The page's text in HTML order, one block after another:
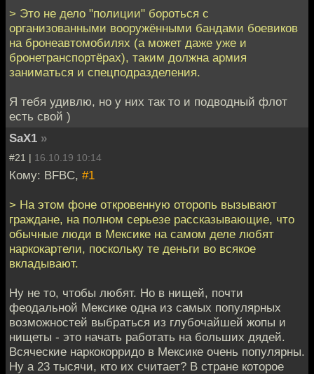
> Это не дело "полиции" бороться с
организованными вооружёнными бандами боевиков
на бронеавтомобилях (а может даже уже и
бронетранспортёрах), таким должна армия
заниматься и спецподразделения.
Я тебя удивлю, но у них так то и подводный флот
есть свой )
SaX1 »
#21 | 16.10.19 10:14
Кому: BFBC, #1
> На этом фоне откровенную оторопь вызывают
граждане, на полном серьезе рассказывающие, что
обычные люди в Мексике на самом деле любят
наркокартели, поскольку те деньги во всякое
вкладывают.
Ну не то, чтобы любят. Но в нищей, почти
феодальной Мексике одна из самых популярных
возможностей выбраться из глубочайшей жопы и
нищеты - это начать работать на больших дядей.
Всяческие наркокорридо в Мексике очень популярны.
Ну а 23 тысячи, кто их считает? В стране которое